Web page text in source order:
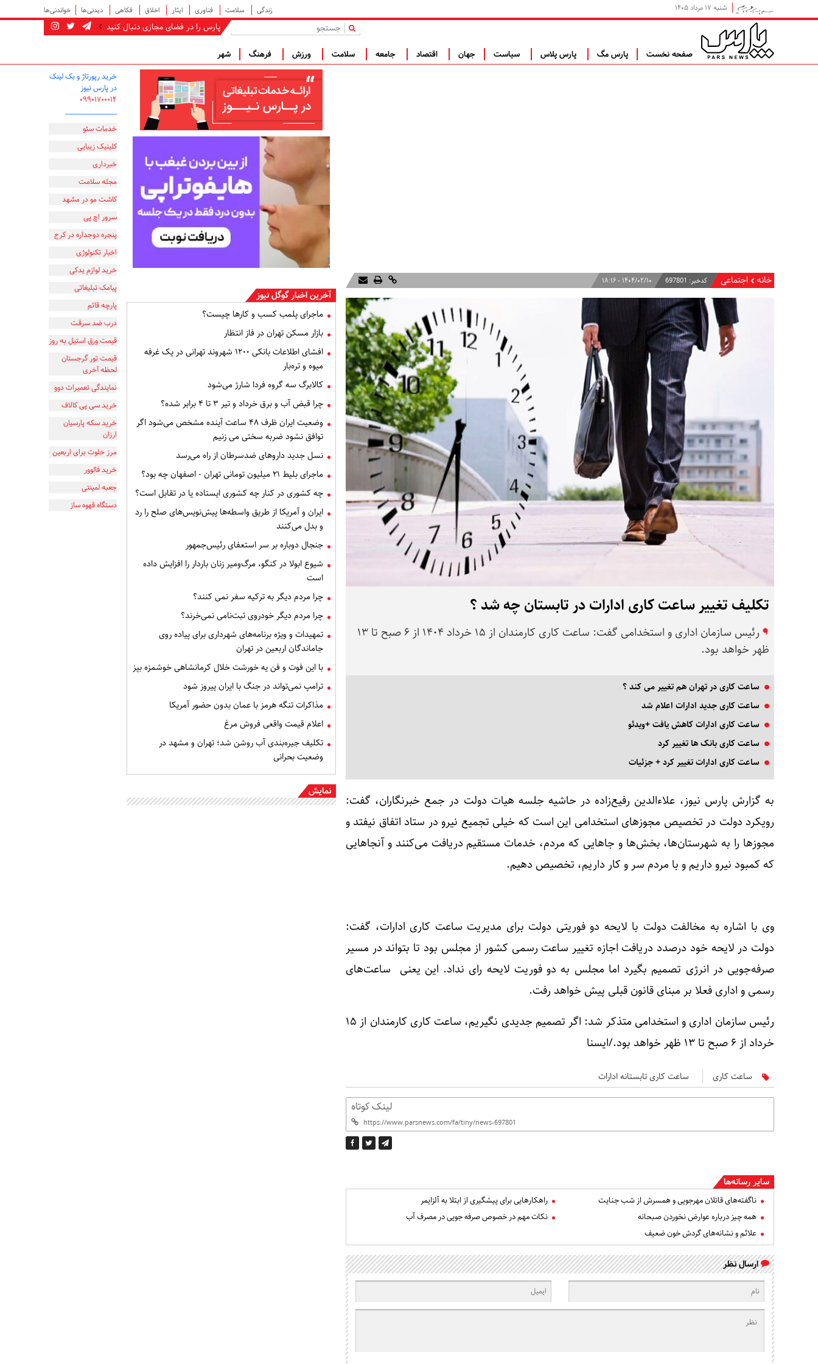
شنبه ۱۷ مرداد ۱۴۰۵ زندگی سلامت فناوری ایثار اخلاق فکاهی دیدنی‌ها خواندنی‌ها
پارس را در فضای مجازی دنبال کنید |
صفحه نخست پارس مگ پارس پلاس سیاست جهان اقتصاد جامعه سلامت ورزش فرهنگ شهر
خانه اجتماعی کدخبر: 697801 ۱۴۰۴/۰۲/۱۰ - ۱۸:۱۶
تکلیف تغییر ساعت کاری ادارات در تابستان چه شد ؟
رئیس سازمان اداری و استخدامی گفت: ساعت کاری کارمندان از ۱۵ خرداد ۱۴۰۴ از ۶ صبح تا ۱۳
ظهر خواهد بود.
ساعت کاری در تهران هم تغییر می‌ کند ؟
ساعت کاری جدید ادارات اعلام شد
ساعت کاری ادارات کاهش یافت +ویدئو
ساعت کاری بانک‌ ها تغییر کرد
ساعت‌ کاری ادارات تغییر کرد + جزئیات
به گزارش پارس نیوز، علاءالدین رفیع‌زاده در حاشیه جلسه هیات دولت در جمع خبرنگاران، گفت:
رویکرد دولت در تخصیص مجوزهای استخدامی این است که خیلی تجمیع نیرو در ستاد اتفاق نیفتد و
مجوزها را به شهرستان‌ها، بخش‌ها و جاهایی که مردم، خدمات مستقیم دریافت می‌کنند و آنجاهایی
که کمبود نیرو داریم و با مردم سر و کار داریم، تخصیص دهیم.
وی با اشاره به مخالفت دولت با لایحه دو فوریتی دولت برای مدیریت ساعت کاری ادارات، گفت:
دولت در لایحه خود درصدد دریافت اجازه تغییر ساعت رسمی کشور از مجلس بود تا بتواند در مسیر
صرفه‌جویی در انرژی تصمیم بگیرد اما مجلس به دو فوریت لایحه رای نداد. این یعنی ساعت‌های
رسمی و اداری فعلا بر مبنای قانون قبلی پیش خواهد رفت.
رئیس سازمان اداری و استخدامی متذکر شد: اگر تصمیم جدیدی نگیریم، ساعت کاری کارمندان از ۱۵
خرداد از ۶ صبح تا ۱۳ ظهر خواهد بود./ایسنا
ساعت کاری ساعت کاری تابستانه ادارات
لینک کوتاه
سایر رسانه‌ها
ناگفته‌های قاتلان مهرجویی و همسرش از شب جنایت
راهکارهایی برای پیشگیری از ابتلا به آلزایمر
همه چیز درباره عوارض نخوردن صبحانه
نکات مهم در خصوص صرفه جویی در مصرف آب
علائم و نشانه‌های گردش خون ضعیف
ارسال نظر
آخرین اخبار گوگل نیوز
ماجرای پلمب کسب و کارها چیست؟
بازار مسکن تهران در فاز انتظار
افشای اطلاعات بانکی ۱۲۰۰ شهروند تهرانی در یک غرفه
میوه و تره‌بار
کالابرگ سه گروه فردا شارژ می‌شود
چرا قبض آب و برق خرداد و تیر ۳ تا ۴ برابر شده؟
وضعیت ایران ظرف ۴۸ ساعت آینده مشخص می‌شود اگر
توافق نشود ضربه سختی می زنیم
نسل جدید داروهای ضدسرطان از راه می‌رسد
ماجرای بلیط ۲۱ میلیون تومانی تهران - اصفهان چه بود؟
چه کشوری در کنار چه کشوری ایستاده یا در تقابل است؟
ایران و آمریکا از طریق واسطه‌ها پیش‌نویس‌های صلح را رد
و بدل می‌کنند
جنجال دوباره بر سر استعفای رئیس‌جمهور
شیوع ابولا در کنگو، مرگ‌ومیر زنان باردار را افزایش داده
است
چرا مردم دیگر به ترکیه سفر نمی کنند؟
چرا مردم دیگر خودروی ثبت‌نامی نمی‌خرند؟
تمهیدات و ویژه برنامه‌های شهرداری برای پیاده روی
جاماندگان اربعین در تهران
با این فوت و فن یه خورشت خلال کرمانشاهی خوشمزه بپز
ترامپ نمی‌تواند در جنگ با ایران پیروز شود
مذاکرات تنگه هرمز با عمان بدون حضور آمریکا
اعلام قیمت واقعی فروش مرغ
تکلیف جیره‌بندی آب روشن شد؛ تهران و مشهد در
وضعیت بحرانی
نمایش
خرید رپورتاژ و بک لینک
در پارس نیوز
۰۹۹۰۱۷۰۰۰۱۴
_________________
خدمات سئو
کلینیک زیبایی
خبرداری
مجله سلامت
کاشت مو در مشهد
سرور اچ پی
پنجره دوجداره در کرج
اخبار تکنولوژی
خرید لوازم یدکی
پیامک تبلیغاتی
پارچه قائم
درب ضد سرقت
قیمت ورق استیل به روز
قیمت تور گرجستان
لحظه آخری
نمایندگی تعمیرات دوو
خرید سی پی کالاف
خرید سکه پارسیان
ارزان
مرز خلوت برای اربعین
خرید فالوور
جعبه لمینتی
دستگاه قهوه ساز